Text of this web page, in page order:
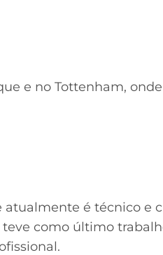
e no Tottenham,
atualmente é técnico e
como último